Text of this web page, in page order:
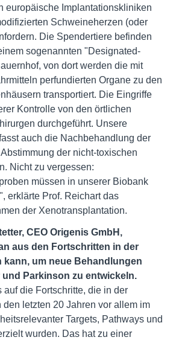
europäische Implantationskliniken
Schweineherzen (oder
Die Spendertiere befinden
sogenannten "Designated-
von dort werden die mit
perfundierten Organe zu den
transportiert. Die Eingriffe
Kontrolle von den örtlichen
durchgeführt. Unsere
auch die Nachbehandlung der
der nicht-toxischen
Nicht zu vergessen:
müssen in unserer Biobank
erklärte Prof. Reichart das
der Xenotransplantation.
CEO Origenis GmbH,
aus den Fortschritten in der
kann, um neue Behandlungen
und Parkinson zu entwickeln.
auf die Fortschritte, die in der
den letzten 20 Jahren vor allem im
Targets, Pathways und
wurden. Das hat zu einer